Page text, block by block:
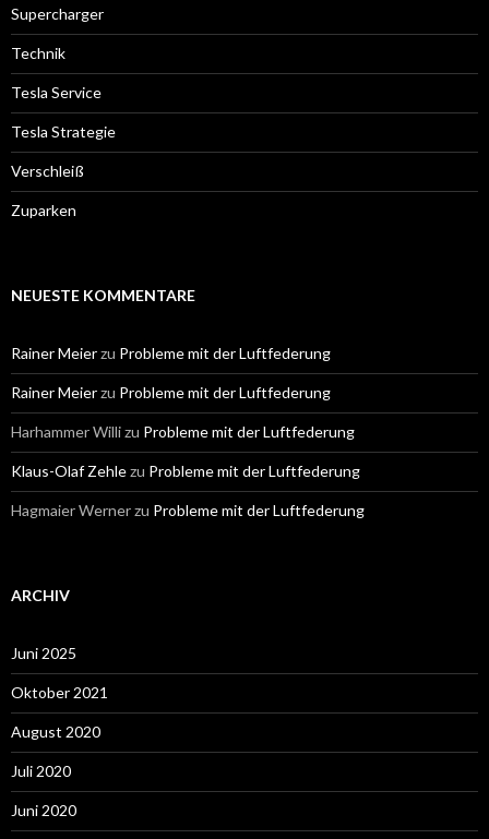
Supercharger
Technik
Tesla Service
Tesla Strategie
Verschleiß
Zuparken
NEUESTE KOMMENTARE
Rainer Meierzu Probleme mit der Luftfederung
Rainer Meierzu Probleme mit der Luftfederung
Harhammer Willizu Probleme mit der Luftfederung
Klaus-Olaf Zehlezu Probleme mit der Luftfederung
Hagmaier Wernerzu Probleme mit der Luftfederung
ARCHIV
Juni 2025
Oktober 2021
August 2020
Juli 2020
Juni 2020